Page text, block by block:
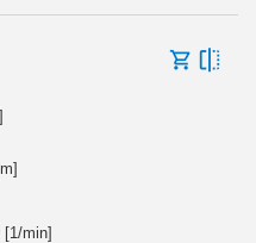
[1/min]